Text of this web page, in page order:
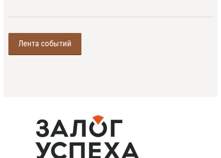
Лента событий